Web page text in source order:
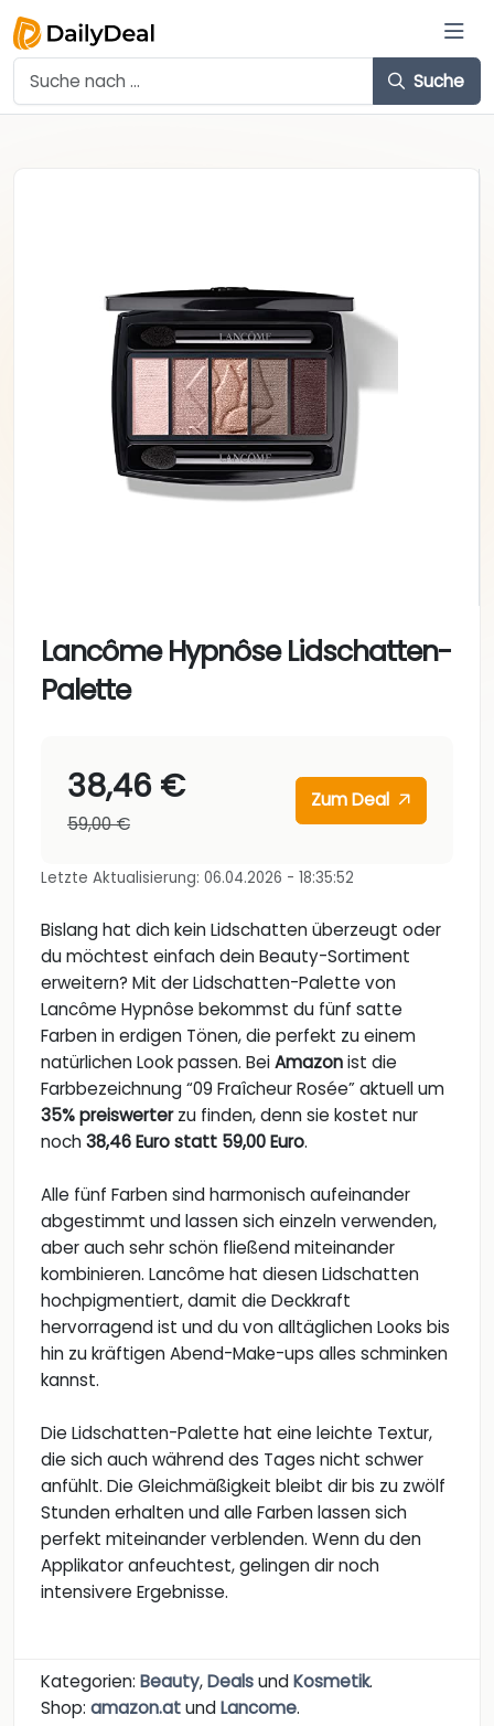
Suche
Lancôme Hypnôse Lidschatten-
Palette
38,46 €
59,00 €
Zum Deal
Letzte Aktualisierung: 06.04.2026 - 18:35:52
Bislang hat dich kein Lidschatten überzeugt oder
du möchtest einfach dein Beauty-Sortiment
erweitern? Mit der Lidschatten-Palette von
Lancôme Hypnôse bekommst du fünf satte
Farben in erdigen Tönen, die perfekt zu einem
natürlichen Look passen. BeiAmazonist die
Farbbezeichnung “09 Fraîcheur Rosée” aktuell um
35% preiswerterzu finden, denn sie kostet nur
noch38,46 Euro statt 59,00 Euro.
Alle fünf Farben sind harmonisch aufeinander
abgestimmt und lassen sich einzeln verwenden,
aber auch sehr schön fließend miteinander
kombinieren. Lancôme hat diesen Lidschatten
hochpigmentiert, damit die Deckkraft
hervorragend ist und du von alltäglichen Looks bis
hin zu kräftigen Abend-Make-ups alles schminken
kannst.
Die Lidschatten-Palette hat eine leichte Textur,
die sich auch während des Tages nicht schwer
anfühlt. Die Gleichmäßigkeit bleibt dir bis zu zwölf
Stunden erhalten und alle Farben lassen sich
perfekt miteinander verblenden. Wenn du den
Applikator anfeuchtest, gelingen dir noch
intensivere Ergebnisse.
Kategorien: Beauty,DealsundKosmetik.
Shop: amazon.atundLancome.